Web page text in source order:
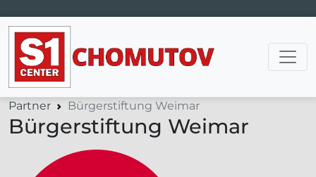
Hlavní navigace
Partner Bürgerstiftung Weimar
Bürgerstiftung Weimar